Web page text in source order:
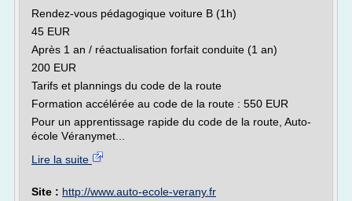
Rendez-vous pédagogique voiture B (1h)
45 EUR
Après 1 an / réactualisation forfait conduite (1 an)
200 EUR
Tarifs et plannings du code de la route
Formation accélérée au code de la route : 550 EUR
Pour un apprentissage rapide du code de la route, Auto-
école Véranymet...
Lire la suite
Site : http://www.auto-ecole-verany.fr